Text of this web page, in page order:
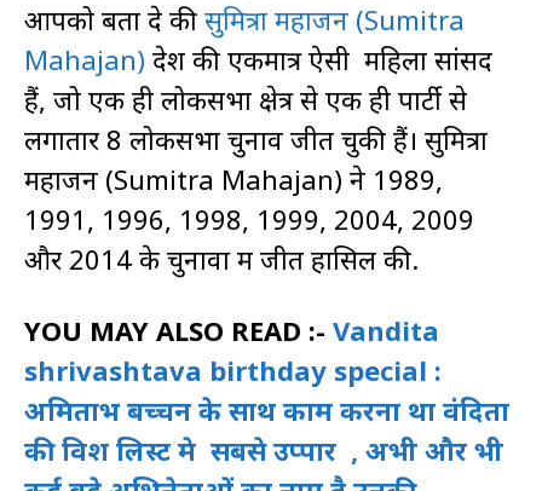
आपको बता दे की सुमित्रा महाजन (Sumitra
Mahajan) देश की एकमात्र ऐसी महिला सांसद
हैं, जो एक ही लोकसभा क्षेत्र से एक ही पार्टी से
लगातार 8 लोकसभा चुनाव जीत चुकी हैं। सुमित्रा
महाजन (Sumitra Mahajan) ने 1989,
1991, 1996, 1998, 1999, 2004, 2009
और 2014 के चुनावों में जीत हासिल की.
YOU MAY ALSO READ :- Vandita
shrivashtava birthday special :
अमिताभ बच्चन के साथ काम करना था वंदिता
की विश लिस्ट मे सबसे उप्पार , अभी और भी